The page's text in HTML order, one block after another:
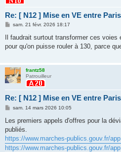
Re: [ N12 ] Mise en VE entre
M
s
a
sam. 21 févr. 2026 18:17
Il faudrait surtout transformer ces
pour qu'on puisse rouler à 130, parce
frantz58
Patrouilleur
Re: [ N12 ] Mise en VE entre
M
s
a
g
e
sam. 14 mars 2026 10:05
Les premiers appels d'offres pour la
publiés.
https://www.marches-publics.gouv.fr/
https://www.marches-publics.gouv.fr/